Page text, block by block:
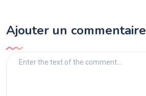
Ajouter un commentaire